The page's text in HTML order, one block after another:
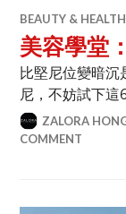
BEAUTY & HEALTH
美容學堂
比堅尼位變暗沉
尼，不妨試下這
ZALORA
COMMENT